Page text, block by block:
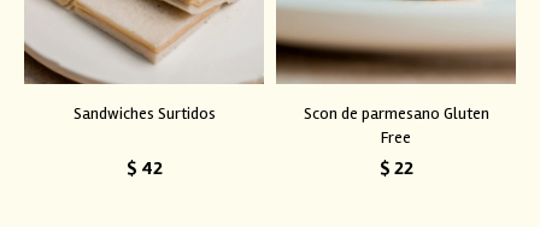
Sandwiches Surtidos
$ 42
Scon de parmesano Gluten
Free
$ 22